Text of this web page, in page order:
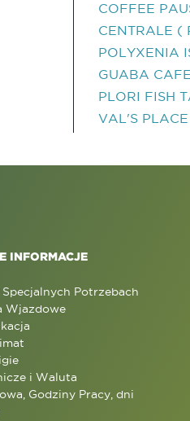
COFFEE
CENTRALE (
POLYXENIA
GUABA
PLORI FISH
VAL'S PLACE
INFORMACJE
Specjalnych Potrzebach
Wjazdowe
i Waluta
Godziny Pracy, dni